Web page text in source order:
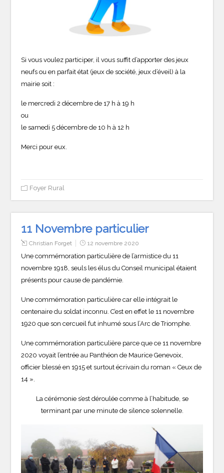
Si vous voulez participer, il vous suffit d’apporter des jeux
neufs ou en parfait état (jeux de société, jeux d’éveil) à la
mairie soit :
le mercredi 2 décembre de 17 h à 19 h
ou
le samedi 5 décembre de 10 h à 12 h
Merci pour eux.
Foyer Rural
11 Novembre particulier
Christian Forget 12 novembre 2020
Une commémoration particulière de l’armistice du 11
novembre 1918, seuls les élus du Conseil municipal étaient
présents pour cause de pandémie.
Une commémoration particulière car elle intégrait le
centenaire du soldat inconnu. C’est en effet le 11 novembre
1920 que son cercueil fut inhumé sous l’Arc de Triomphe.
Une commémoration particulière parce que ce 11 novembre
2020 voyait l’entrée au Panthéon de Maurice Genevoix,
officier blessé en 1915 et surtout écrivain du roman « Ceux de
14 ».
La cérémonie s’est déroulée comme à l’habitude, se
terminant par une minute de silence solennelle.